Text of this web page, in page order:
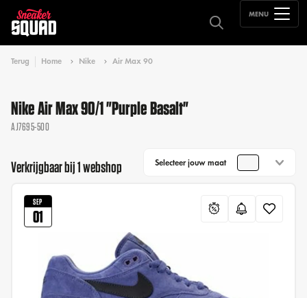
MENU
Terug Home Nike Air Max 90
Nike Air Max 90/1 "Purple Basalt"
AJ7695-500
Verkrijgbaar bij 1 webshop Selecteer jouw maat
SEP
01